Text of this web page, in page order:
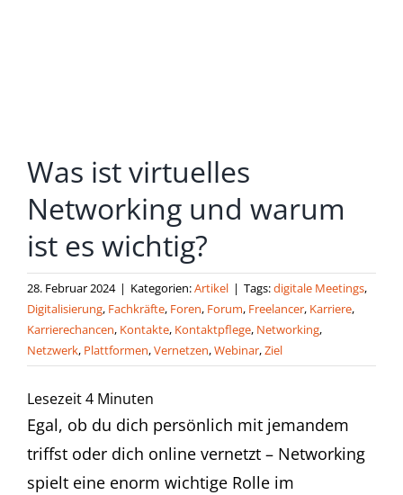
Was ist virtuelles
Networking und warum
ist es wichtig?
28. Februar 2024 | Kategorien:Artikel | Tags:digitale Meetings,
Digitalisierung, Fachkräfte, Foren, Forum, Freelancer, Karriere,
Karrierechancen, Kontakte, Kontaktpflege, Networking,
Netzwerk, Plattformen,Vernetzen,Webinar,Ziel
Lesezeit4 Minuten
Egal, ob du dich persönlich mit jemandem
triffst oder dich online vernetzt – Networking
spielt eine enorm wichtige Rolle im